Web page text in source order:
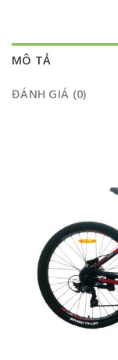
MÔ TẢ
ĐÁNH GIÁ (0)